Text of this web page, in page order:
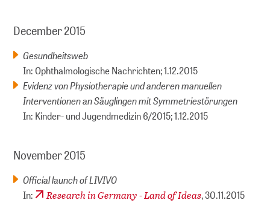
December 2015
Gesundheitsweb
In: Ophthalmologische Nachrichten; 1.12.2015
Evidenz von Physiotherapie und anderen manuellen
Interventionen an Säuglingen mit Symmetriestörungen
In: Kinder- und Jugendmedizin 6/2015; 1.12.2015
November 2015
Official launch of LIVIVO
In: Research in Germany - Land of Ideas, 30.11.2015